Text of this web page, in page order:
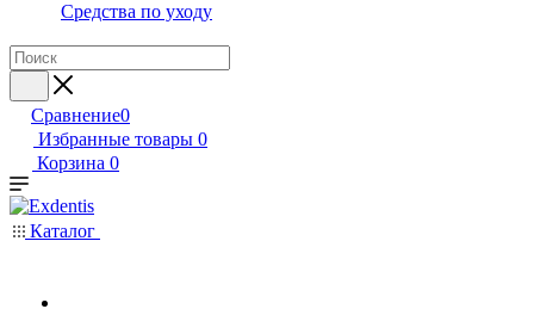
Средства по уходу
Сравнение0
Избранные товары 0
Корзина 0
Каталог